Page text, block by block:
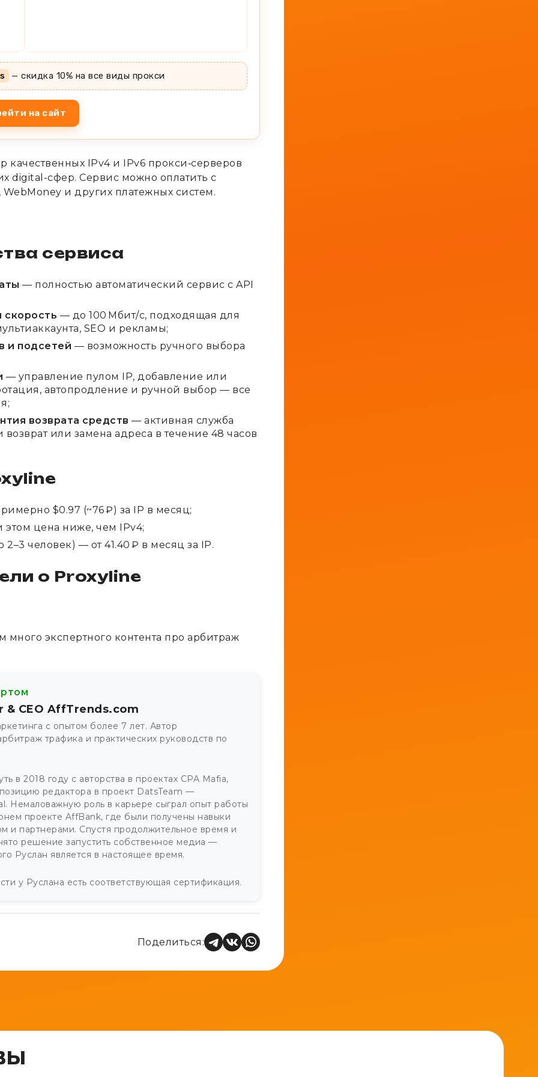
— скидка 10% на все виды прокси
на сайт
IPv4 и IPv6 прокси‑серверов
digital-сфер. Сервис можно оплатить с
и других платежных систем.
сервиса
— полностью автоматический сервис с API
скорость — до 100 Мбит/с, подходящая для
SEO и рекламы;
и подсетей — возможность ручного выбора
— управление пулом IP, добавление или
автопродление и ручной выбор — все
возврата средств — активная служба
или замена адреса в течение 48 часов
$0.97 (~76 ₽) за IP в месяц;
этом цена ниже, чем IPv4;
человек) — от 41.40 ₽ в месяц за IP.
о Proxyline
много экспертного контента про арбитраж
CEO AffTrends.com
с опытом более 7 лет. Автор
трафика и практических руководств по
в 2018 году с авторства в проектах CPA Mafia,
редактора в проект DatsTeam —
Немаловажную роль в карьере сыграл опыт работы
проекте AffBank, где были получены навыки
и партнерами. Спустя продолжительное время и
решение запустить собственное медиа —
Руслан является в настоящее время.
у Руслана есть соответствующая сертификация.
Поделиться: